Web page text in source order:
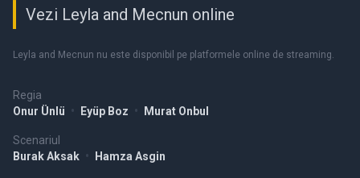
Regia
Onur Ünlü • Eyüp Boz • Murat Onbul
Scenariul
Burak Aksak • Hamza Asgin
Vezi Leyla and Mecnun online
Leyla and Mecnun nu este disponibil pe platformele online de streaming.